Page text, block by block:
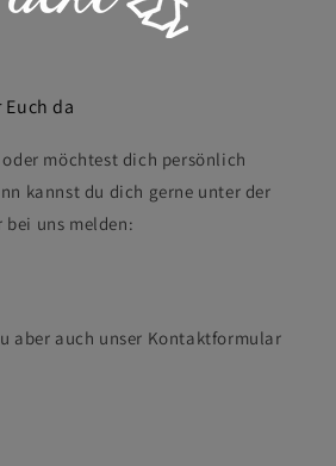
da
oder möchtest dich persönlich
kannst du dich gerne unter der
uns melden:
aber auch unser Kontaktformular